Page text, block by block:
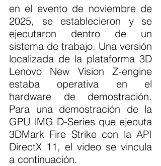
en el evento de noviembre de
2025, se establecieron y se
ejecutaron dentro de un
sistema de trabajo. Una versión
localizada de la plataforma 3D
Lenovo New Vision Z-engine
estaba operativa en el
hardware de demostración.
Para una demostración de la
GPU IMG D-Series que ejecuta
3DMark Fire Strike con la API
DirectX 11, el video se vincula
a continuación.